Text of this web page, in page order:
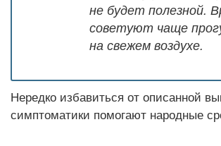
не будет полезной.
советуют чаще
на свежем воздухе.
Нередко избавиться от описанной
симптоматики помогают народные